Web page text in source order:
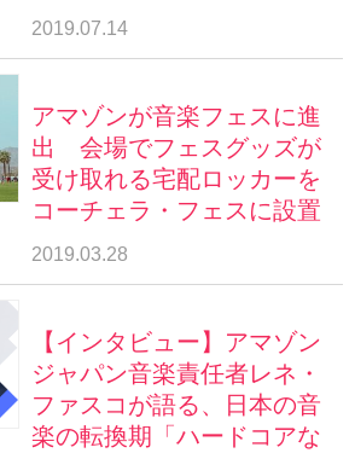
2019.07.14
アマゾンが音楽フェスに進
出 会場でフェスグッズが
受け取れる宅配ロッカーを
コーチェラ・フェスに設置
2019.03.28
【インタビュー】アマゾン
ジャパン音楽責任者レネ・
ファスコが語る、日本の音
楽の転換期「ハードコアな